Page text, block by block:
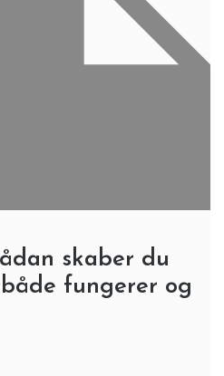
skaber du
fungerer og